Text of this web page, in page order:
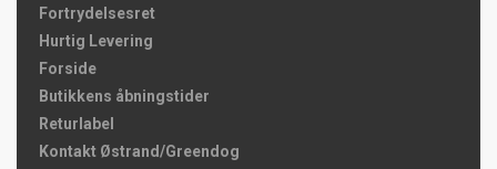
Fortrydelsesret
Hurtig Levering
Forside
Butikkens åbningstider
Returlabel
Kontakt Østrand/Greendog